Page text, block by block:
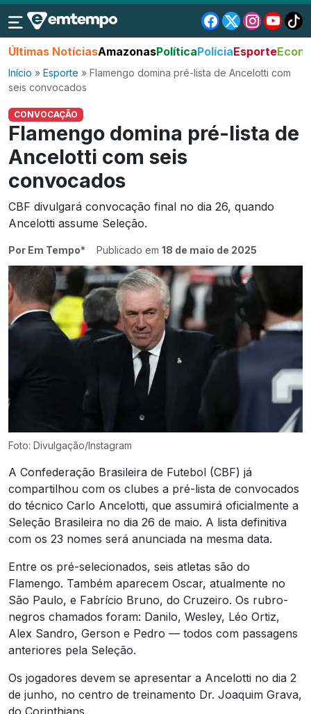
Últimas NotíciasAmazonasPolíticaPolíciaEsporte
Início » Esporte » Flamengo domina pré-lista de Ancelotti com
seis convocados
CONVOCAÇÃO
Flamengo domina pré-lista de
Ancelotti com seis
convocados
CBF divulgará convocação final no dia 26, quando
Ancelotti assume Seleção.
Por Em Tempo* Publicado em 18 de maio de 2025
Foto: Divulgação/Instagram
A Confederação Brasileira de Futebol (CBF) já
compartilhou com os clubes a pré-lista de convocados
do técnico Carlo Ancelotti, que assumirá oficialmente a
Seleção Brasileira no dia 26 de maio. A lista definitiva
com os 23 nomes será anunciada na mesma data.
Entre os pré-selecionados, seis atletas são do
Flamengo. Também aparecem Oscar, atualmente no
São Paulo, e Fabrício Bruno, do Cruzeiro. Os rubro-
negros chamados foram: Danilo, Wesley, Léo Ortiz,
Alex Sandro, Gerson e Pedro — todos com passagens
anteriores pela Seleção.
Os jogadores devem se apresentar a Ancelotti no dia 2
de junho, no centro de treinamento Dr. Joaquim Grava,
do Corinthians.